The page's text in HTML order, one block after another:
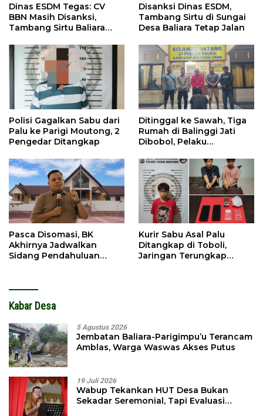
Dinas ESDM Tegas: CV
BBN Masih Disanksi,
Tambang Sirtu Baliara
Disanksi Dinas ESDM,
Tambang Sirtu di Sungai
Desa Baliara Tetap Jalan
Polisi Gagalkan Sabu dari
Palu ke Parigi Moutong, 2
Pengedar Ditangkap
Ditinggal ke Sawah, Tiga
Rumah di Balinggi Jati
Dibobol, Pelaku
Pasca Disomasi, BK
Akhirnya Jadwalkan
Sidang Pendahuluan
Kurir Sabu Asal Palu
Ditangkap di Toboli,
Jaringan Terungkap
Kabar Desa
5 Agustus 2026
Jembatan Baliara-Parigimpu’u Terancam
Amblas, Warga Waswas Akses Putus
19 Juli 2026
Wabup Tekankan HUT Desa Bukan
Sekadar Seremonial, Tapi Evaluasi